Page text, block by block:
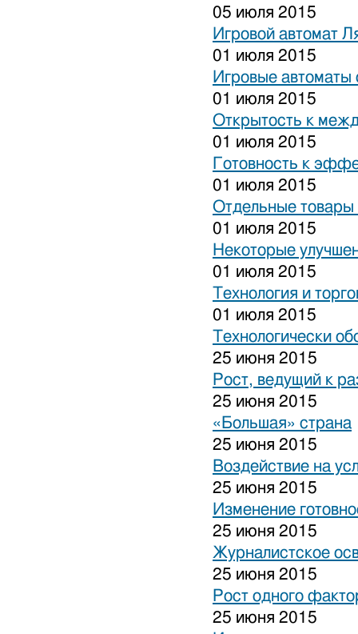
05 июля 2015
Игровой автомат
01 июля 2015
Игровые автоматы
01 июля 2015
Открытость к
01 июля 2015
Готовность к
01 июля 2015
Отдельные товары
01 июля 2015
Некоторые
01 июля 2015
Технология и
01 июля 2015
Технологически
25 июня 2015
Рост, ведущий к
25 июня 2015
«Большая» страна
25 июня 2015
Воздействие на
25 июня 2015
Изменение
25 июня 2015
Журналистское
25 июня 2015
Рост одного
25 июня 2015